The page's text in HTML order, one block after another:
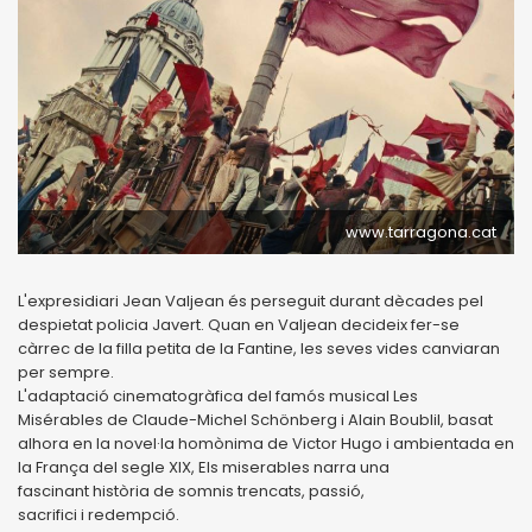
www.tarragona.cat
L'expresidiari Jean Valjean és perseguit durant dècades pel
despietat policia Javert. Quan en Valjean decideix fer-se
càrrec de la filla petita de la Fantine, les seves vides canviaran
per sempre.
L'adaptació cinematogràfica del famós musical Les
Misérables de Claude-Michel Schönberg i Alain Boublil, basat
alhora en la novel·la homònima de Victor Hugo i ambientada en
la França del segle XIX, Els miserables narra una
fascinant història de somnis trencats, passió,
sacrifici i redempció.